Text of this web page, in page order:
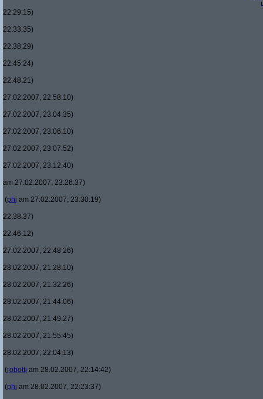
22:29:15)
22:33:35)
22:38:29)
22:45:24)
22:48:21)
27.02.2007, 22:58:10)
27.02.2007, 23:04:35)
27.02.2007, 23:06:10)
27.02.2007, 23:07:52)
27.02.2007, 23:12:40)
am 27.02.2007, 23:26:37)
(phj am 27.02.2007, 23:30:19)
22:38:37)
22:46:12)
27.02.2007, 22:48:26)
28.02.2007, 21:28:10)
28.02.2007, 21:32:26)
28.02.2007, 21:44:06)
28.02.2007, 21:49:27)
28.02.2007, 21:55:45)
28.02.2007, 22:04:13)
(robotti am 28.02.2007, 22:14:42)
(phj am 28.02.2007, 22:23:37)